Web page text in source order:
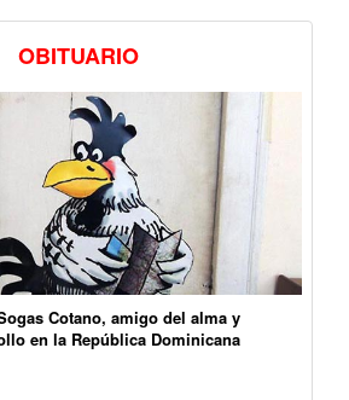
OBITUARIO
Cotano, amigo del alma y
en la República Dominicana